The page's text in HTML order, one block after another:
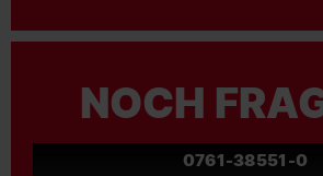
NOCH
0761-38551-0